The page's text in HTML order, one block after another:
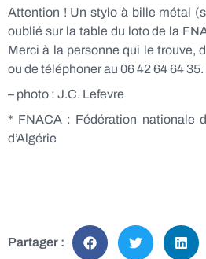
Attention ! Un stylo à bille métal
oublié sur la table du loto de la
Merci à la personne qui le trouve,
ou de téléphoner au 06 42 64 64
– photo : J.C. Lefevre
* FNACA : Fédération nationale
d’Algérie
Partager :